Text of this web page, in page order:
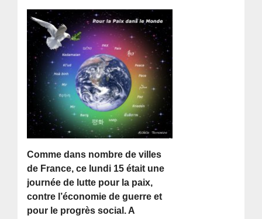
Comme dans nombre de villes
de France, ce lundi 15 était une
journée de lutte pour la paix,
contre l’économie de guerre et
pour le progrès social. A